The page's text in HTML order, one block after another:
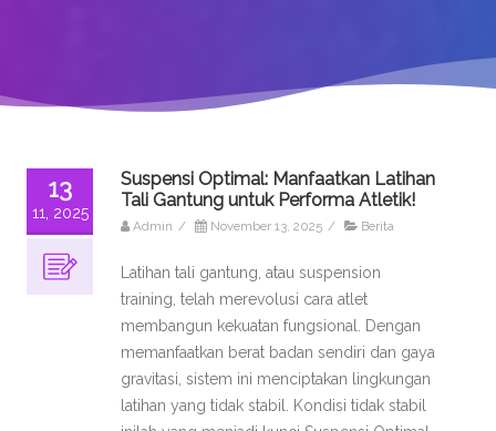
13
11, 2025
Suspensi Optimal: Manfaatkan Latihan
Tali Gantung untuk Performa Atletik!
Admin / November 13, 2025 / Berita
Latihan tali gantung, atau suspension
training, telah merevolusi cara atlet
membangun kekuatan fungsional. Dengan
memanfaatkan berat badan sendiri dan gaya
gravitasi, sistem ini menciptakan lingkungan
latihan yang tidak stabil. Kondisi tidak stabil